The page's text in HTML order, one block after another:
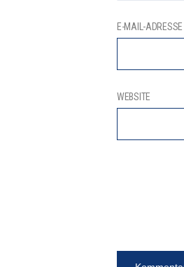
E-MAIL-ADRESSE
WEBSITE